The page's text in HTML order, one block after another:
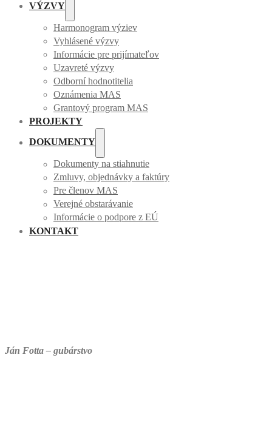
VÝZVY
Harmonogram výziev
Vyhlásené výzvy
Informácie pre prijímateľov
Uzavreté výzvy
Odborní hodnotitelia
Oznámenia MAS
Grantový program MAS
PROJEKTY
DOKUMENTY
Dokumenty na stiahnutie
Zmluvy, objednávky a faktúry
Pre členov MAS
Verejné obstarávanie
Informácie o podpore z EÚ
KONTAKT
Ján Fotta – gubárstvo